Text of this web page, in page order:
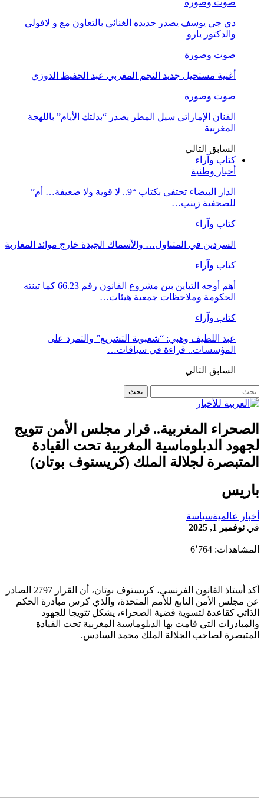
صوت وصورة
دي جي يوسف يصدر جديده الغنائي بالتعاون مع و لافولي
والدكتور يارو
صوت وصورة
أغنية مستحيل جديد النجم المغربي عبد الحفيظ الدوزي
صوت وصورة
الفنان الإماراتي سيل المطر يصدر “بدلتك الأيام” باللهجة
المغربية
السابقالتالي
كتاب وآراء
أخبار وطنية
الدار البيضاء تحتفي بكتاب “9.. لا قوية ولا ضعيفة… أم”
للصحفية زينب…
كتاب وآراء
السردين في المتناول… والأسماك الجيدة خارج موائد المغاربة
كتاب وآراء
أهم أوجه التباين بين مشروع القانون رقم 66.23 كما تبنته
الحكومة وملاحظات جمعية هيئات…
كتاب وآراء
عبد اللطيف وهبي: “شعبوية التشريع” والتمرد على
المؤسسات.. قراءة في سياقات…
السابقالتالي
المغربية.. قرار مجلس الأمن تتويج
الدبلوماسية المغربية تحت القيادة
لجلالة الملك (كريستوف بوتان)
عالميةسياسة
نوفمبر 1, 2025
6٬764
أكد أستاذ القانون الفرنسي، كريستوف بوتان، أن القرار 2797 الصادر
مجلس الأمن التابع للأمم المتحدة، والذي كرس مبادرة الحكم
كقاعدة لتسوية قضية الصحراء، يشكل تتويجا للجهود
التي قامت بها الدبلوماسية المغربية تحت القيادة
لصاحب الجلالة الملك محمد السادس.